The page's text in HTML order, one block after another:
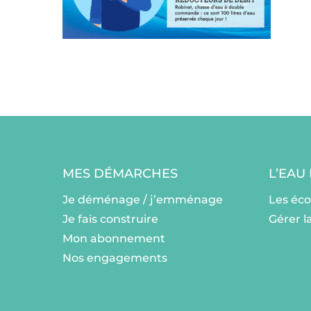
MES DÉMARCHES
Je déménage / j’emménage
Je fais construire
Mon abonnement
Nos engagements
Les
Gérer